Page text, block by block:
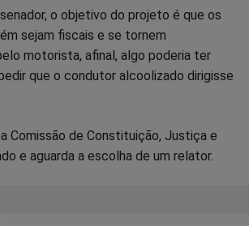
o objetivo do projeto é que os
sejam fiscais e se tornem
motorista, afinal, algo poderia ter
que o condutor alcoolizado dirigisse
Comissão de Constituição, Justiça e
e aguarda a escolha de um relator.